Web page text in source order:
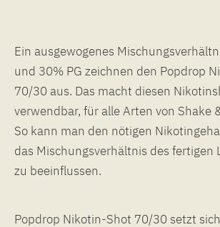
Ein ausgewogenes
und 30% PG zeichnen den Popdrop
70/30 aus. Das macht diesen
verwendbar, für alle Arten von Shake
So kann man den nötigen
das Mischungsverhältnis des fertigen
zu beeinflussen.
Popdrop Nikotin-Shot 70/30 setzt